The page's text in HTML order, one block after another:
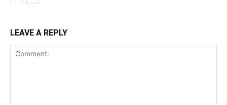
LEAVE A REPLY